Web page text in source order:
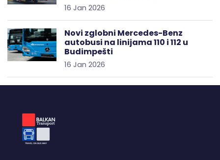
16 Jan 2026
Novi zglobni Mercedes-Benz
autobusi na linijama 110 i 112 u
Budimpešti
16 Jan 2026